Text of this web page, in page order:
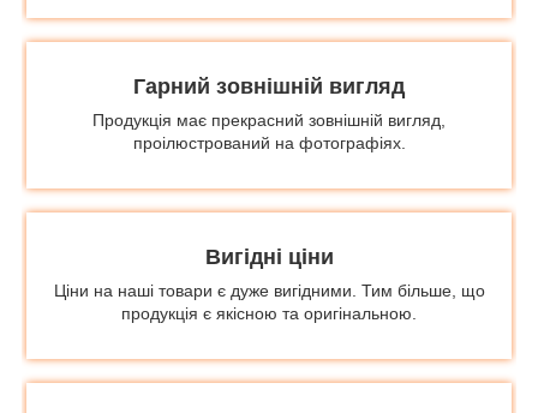
Гарний зовнішній вигляд
Продукція має прекрасний зовнішній вигляд,
проілюстрований на фотографіях.
Вигідні ціни
Ціни на наші товари є дуже вигідними. Тим більше, що
продукція є якісною та оригінальною.